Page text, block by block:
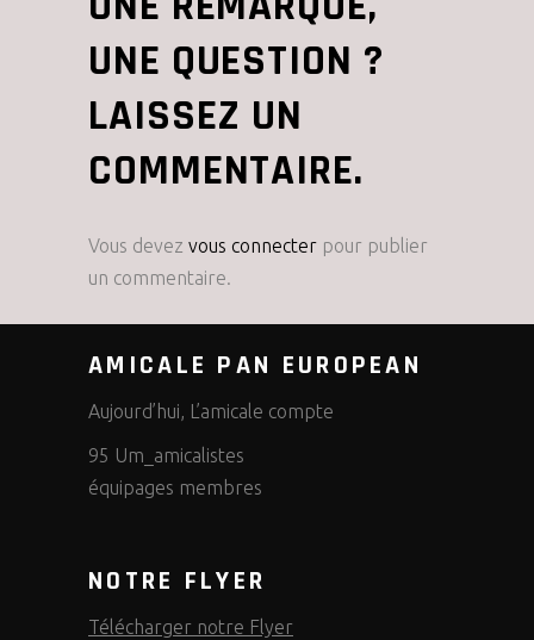
UNE QUESTION ?
LAISSEZ UN
COMMENTAIRE.
Vous devez vous connecter pour publier
un commentaire.
AMICALE PAN EUROPEAN
Aujourd’hui, L’amicale compte
95 Um_amicalistes
équipages membres
NOTRE FLYER
Télécharger notre Flyer